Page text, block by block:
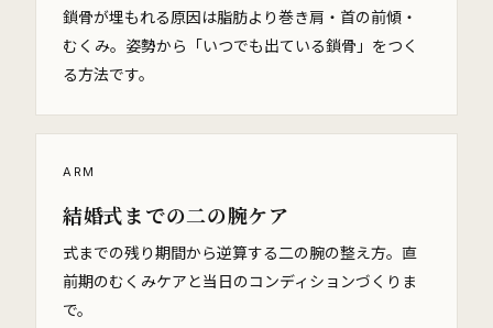
鎖骨が埋もれる原因は脂肪より巻き肩・首の前傾・
むくみ。姿勢から「いつでも出ている鎖骨」をつく
る方法です。
ARM
結婚式までの二の腕ケア
式までの残り期間から逆算する二の腕の整え方。直
前期のむくみケアと当日のコンディションづくりま
で。